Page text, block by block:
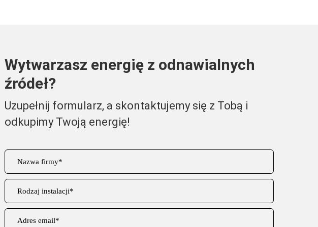
Wytwarzasz energię z odnawialnych
źródeł?
Uzupełnij formularz, a skontaktujemy się z Tobą i
odkupimy Twoją energię!